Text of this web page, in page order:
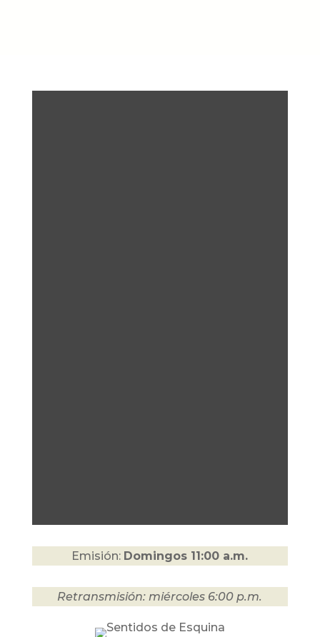
Emisión: Domingos 11:00 a.m.
Retransmisión: miércoles 6:00 p.m.